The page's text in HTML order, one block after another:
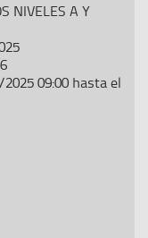
NIVELES A Y
09:00 hasta el